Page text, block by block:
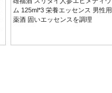
ム 125ml*3 栄養エッセンス 男性用
薬酒 固いエッセンスを調理